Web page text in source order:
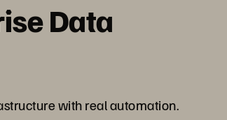
Data
with real automation.